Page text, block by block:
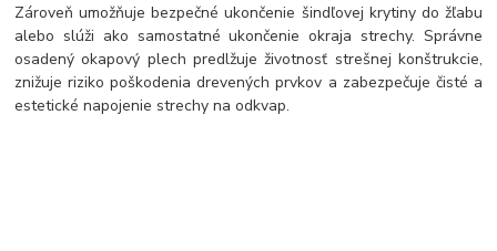
Zároveň umožňuje bezpečné ukončenie šindľovej krytiny do žľabu
alebo slúži ako samostatné ukončenie okraja strechy. Správne
osadený okapový plech predlžuje životnosť strešnej konštrukcie,
znižuje riziko poškodenia drevených prvkov a zabezpečuje čisté a
estetické napojenie strechy na odkvap.